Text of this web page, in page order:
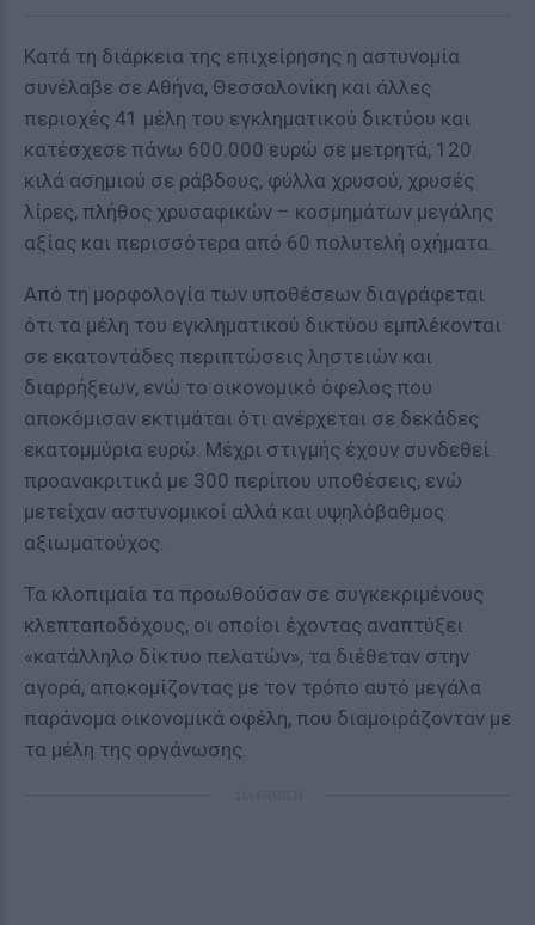
Κατά τη διάρκεια της επιχείρησης η αστυνομία
συνέλαβε σε Αθήνα, Θεσσαλονίκη και άλλες
περιοχές 41 μέλη του εγκληματικού δικτύου και
κατέσχεσε πάνω 600.000 ευρώ σε μετρητά, 120
κιλά ασημιού σε ράβδους, φύλλα χρυσού, χρυσές
λίρες, πλήθος χρυσαφικών – κοσμημάτων μεγάλης
αξίας και περισσότερα από 60 πολυτελή οχήματα.
Από τη μορφολογία των υποθέσεων διαγράφεται
ότι τα μέλη του εγκληματικού δικτύου εμπλέκονται
σε εκατοντάδες περιπτώσεις ληστειών και
διαρρήξεων, ενώ το οικονομικό όφελος που
αποκόμισαν εκτιμάται ότι ανέρχεται σε δεκάδες
εκατομμύρια ευρώ. Μέχρι στιγμής έχουν συνδεθεί
προανακριτικά με 300 περίπου υποθέσεις, ενώ
μετείχαν αστυνομικοί αλλά και υψηλόβαθμος
αξιωματούχος.
Τα κλοπιμαία τα προωθούσαν σε συγκεκριμένους
κλεπταποδόχους, οι οποίοι έχοντας αναπτύξει
«κατάλληλο δίκτυο πελατών», τα διέθεταν στην
αγορά, αποκομίζοντας με τον τρόπο αυτό μεγάλα
παράνομα οικονομικά οφέλη, που διαμοιράζονταν με
τα μέλη της οργάνωσης.